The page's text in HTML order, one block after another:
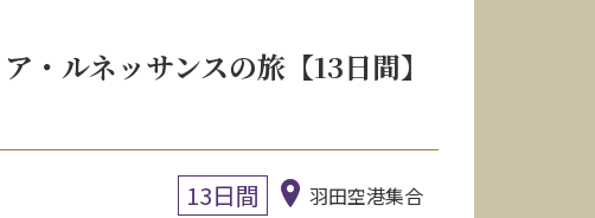
・ルネッサンスの旅【13日間】
13日間
羽田空港集合